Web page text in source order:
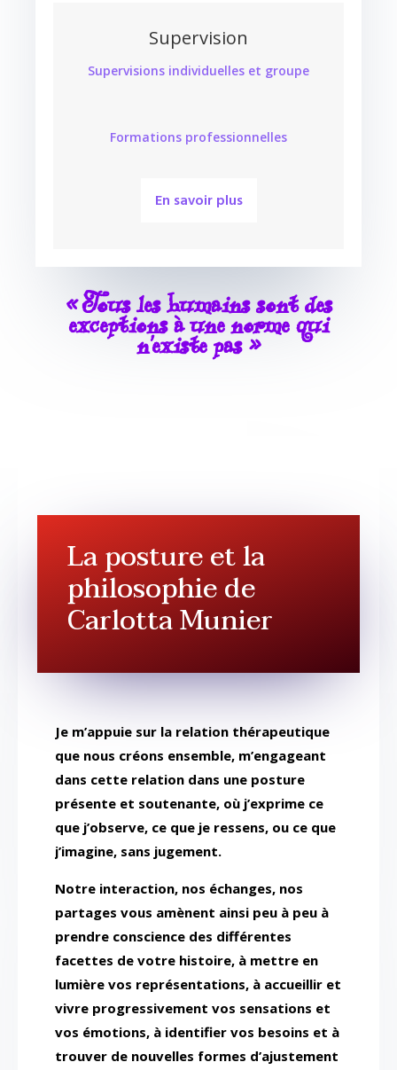
Supervision
Supervisions individuelles et groupe
Formations professionnelles
En savoir plus
« Tous les humains sont des
exceptions à une norme qui
n’existe pas »
La posture et la
philosophie de
Carlotta Munier
Je m’appuie sur la relation thérapeutique
que nous créons ensemble, m’engageant
dans cette relation dans une posture
présente et soutenante, où j’exprime ce
que j’observe, ce que je ressens, ou ce que
j’imagine, sans jugement.
Notre interaction, nos échanges, nos
partages vous amènent ainsi peu à peu à
prendre conscience des différentes
facettes de votre histoire, à mettre en
lumière vos représentations, à accueillir et
vivre progressivement vos sensations et
vos émotions, à identifier vos besoins et à
trouver de nouvelles formes d’ajustement